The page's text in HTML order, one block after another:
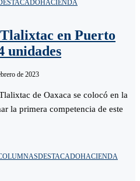
HACIENDA
en Puerto
unidades
de 2023
de Oaxaca se colocó en la
la primera competencia de este
DESTACADOHACIENDA